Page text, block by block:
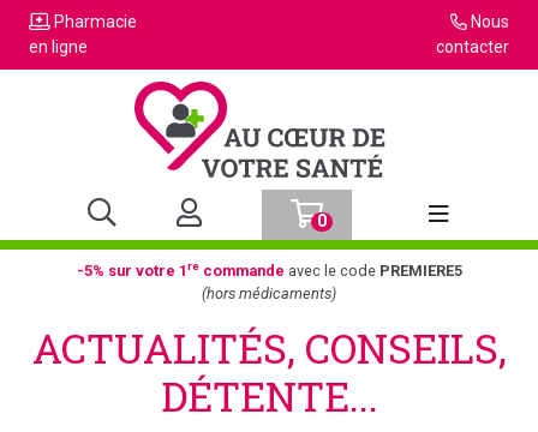
Pharmacie
en ligne
Nous
contacter
0
Afficher la
-5% sur votre 1recommande avec le code PREMIERE5
(hors médicaments)
ACTUALITÉS, CONSEILS,
DÉTENTE...